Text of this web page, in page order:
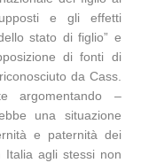
e gli effetti
stato di figlio” e
di fonti di
da Cass.
argomentando –
una situazione
e paternità dei
Italia agli stessi non